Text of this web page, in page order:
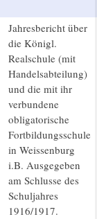
Jahresbericht über
die Königl.
Realschule (mit
Handelsabteilung)
und die mit ihr
verbundene
obligatorische
Fortbildungsschule
in Weissenburg
i.B. Ausgegeben
am Schlusse des
Schuljahres
1916/1917.